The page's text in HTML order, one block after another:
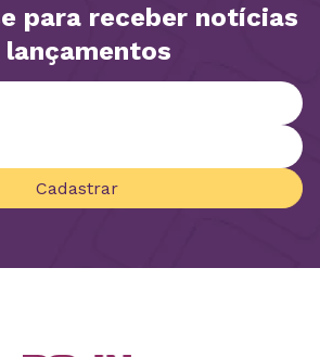
para receber notícias
lançamentos
Cadastrar